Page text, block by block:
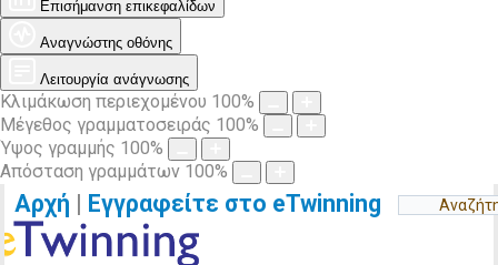
Επισήμανση επικεφαλίδων
Αναγνώστης οθόνης
Λειτουργία ανάγνωσης
Κλιμάκωση περιεχομένου 100%
Μέγεθος γραμματοσειράς 100%
Ύψος γραμμής 100%
Απόσταση γραμμάτων 100%
Αρχή | Εγγραφείτε στο eTwinning